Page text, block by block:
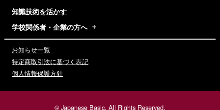
知識技術を活かす
学校関係者・企業の方へ
お知らせ一覧
特定商取引法に基づく表記
個人情報保護方針
© Japanese Basic. All Rights Reserved.